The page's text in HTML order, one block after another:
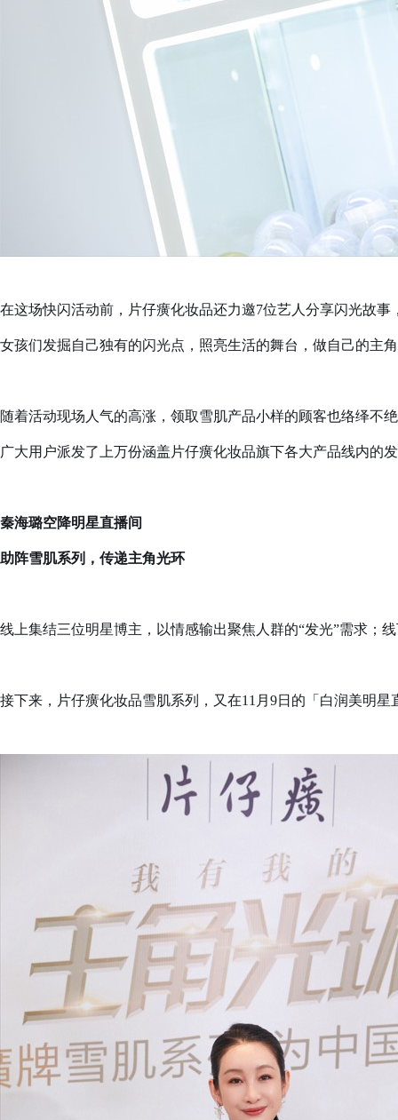
在这场快闪活动前，片仔癀化妆品还力邀7位艺人分享闪光故事
女孩们发掘自己独有的闪光点，照亮生活的舞台，做自己的主
随着活动现场人气的高涨，领取雪肌产品小样的顾客也络绎不
广大用户派发了上万份涵盖片仔癀化妆品旗下各大产品线内的
秦海璐空降明星直播间
助阵雪肌系列，传递主角光环
线上集结三位明星博主，以情感输出聚焦人群的“发光”需求；
接下来，片仔癀化妆品雪肌系列，又在11月9日的「白润美明